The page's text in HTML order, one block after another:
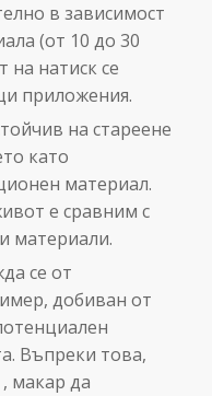
в зависимост
(от 10 до 30
на натиск се
приложения.
на стареене
като
материал.
е сравним с
материали.
се от
добиван от
Въпреки това,
макар да